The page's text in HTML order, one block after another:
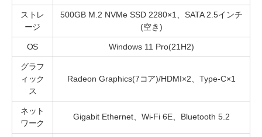
ストレ
ージ
500GB M.2 NVMe SSD 2280×1、SATA 2.5インチ
(空き)
OS Windows 11 Pro(21H2)
グラフ
ィック
ス
Radeon Graphics(7コア)/HDMI×2、Type-C×1
ネット
ワーク
Gigabit Ethernet、Wi-Fi 6E、Bluetooth 5.2